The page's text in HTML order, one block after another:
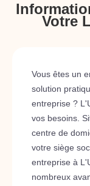
Votre
Vous êtes un
solution
entreprise ?
vos besoins.
centre de
votre siège
entreprise à
nombreux